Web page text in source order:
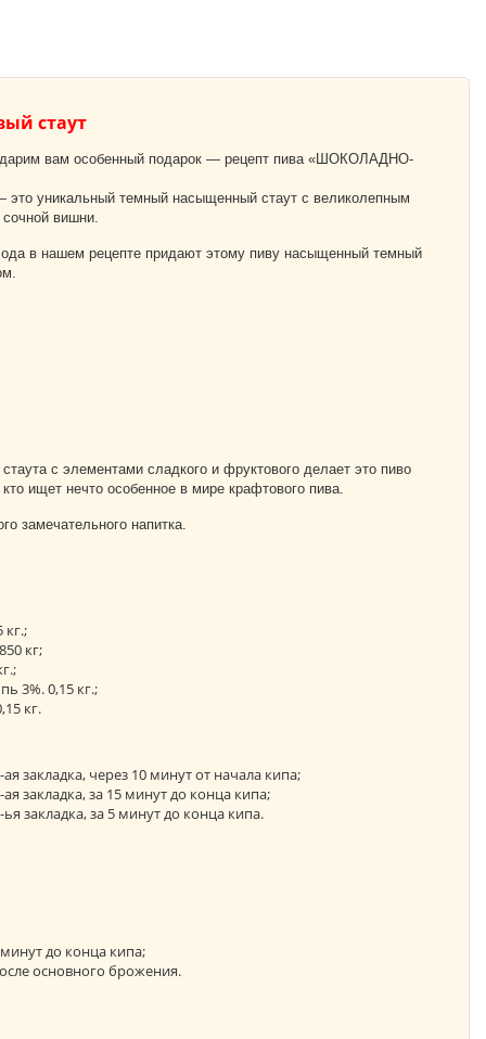
стаут
вам особенный подарок — рецепт пива «ШОКОЛАДНО-
уникальный темный насыщенный стаут с великолепным
вишни.
в нашем рецепте придают этому пиву насыщенный темный
с элементами сладкого и фруктового делает это пиво
ищет нечто особенное в мире крафтового пива.
замечательного напитка.
кг.;
кг;
3%. 0,15 кг.;
кг.
закладка, через 10 минут от начала кипа;
закладка, за 15 минут до конца кипа;
закладка, за 5 минут до конца кипа.
минут до конца кипа;
основного брожения.